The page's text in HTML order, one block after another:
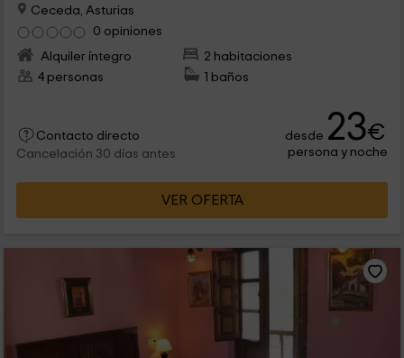
Ceceda, Asturias
0 opiniones
Alquiler íntegro
2 habitaciones
4 personas
1 baños
Contacto directo
Cancelación 30 días antes
desde 23€
persona y noche
VER OFERTA